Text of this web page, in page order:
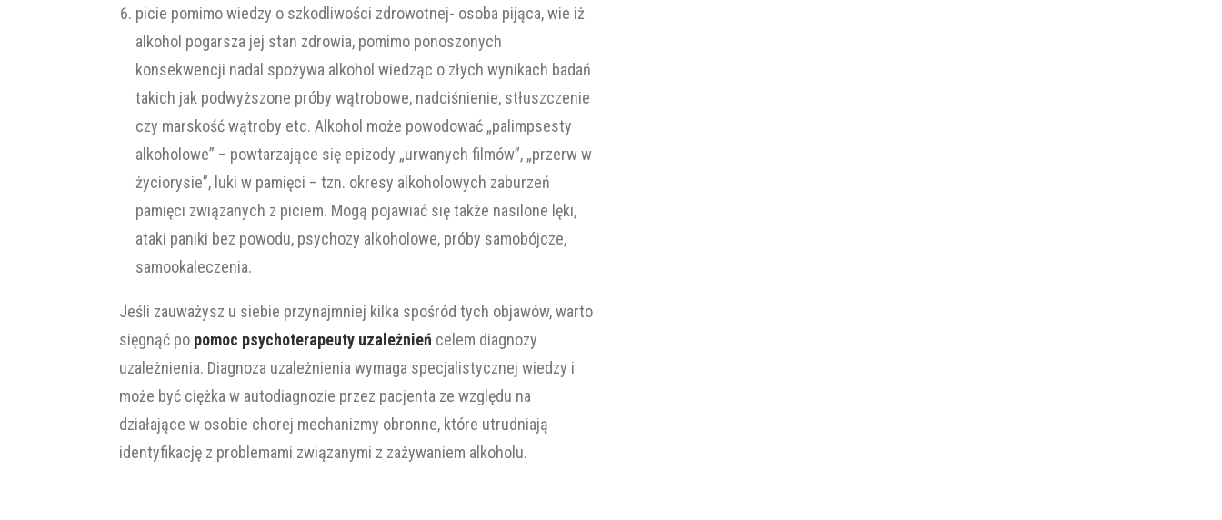
picie pomimo wiedzy o szkodliwości zdrowotnej- osoba pijąca, wie iż
alkohol pogarsza jej stan zdrowia, pomimo ponoszonych
konsekwencji nadal spożywa alkohol wiedząc o złych wynikach badań
takich jak podwyższone próby wątrobowe, nadciśnienie, stłuszczenie
czy marskość wątroby etc. Alkohol może powodować „palimpsesty
alkoholowe” – powtarzające się epizody „urwanych filmów”, „przerw w
życiorysie”, luki w pamięci – tzn. okresy alkoholowych zaburzeń
pamięci związanych z piciem. Mogą pojawiać się także nasilone lęki,
ataki paniki bez powodu, psychozy alkoholowe, próby samobójcze,
samookaleczenia.
Jeśli zauważysz u siebie przynajmniej kilka spośród tych objawów, warto
sięgnąć po pomoc psychoterapeuty uzależnień celem diagnozy
uzależnienia. Diagnoza uzależnienia wymaga specjalistycznej wiedzy i
może być ciężka w autodiagnozie przez pacjenta ze względu na
działające w osobie chorej mechanizmy obronne, które utrudniają
identyfikację z problemami związanymi z zażywaniem alkoholu.